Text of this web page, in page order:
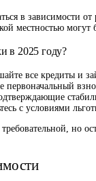
в зависимости
местностью
в 2025 году?
все кредиты и
первоначальный
с условиями
требовательной,